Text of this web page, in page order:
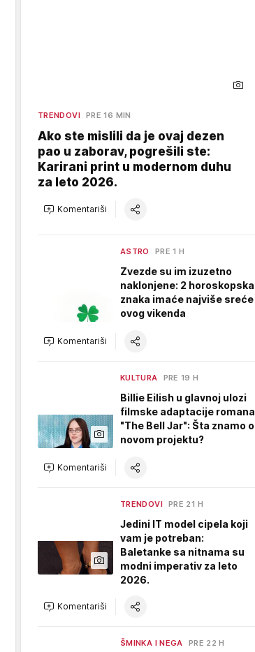
TRENDOVI PRE 16 MIN
Ako ste mislili da je ovaj dezen
pao u zaborav, pogrešili ste:
Karirani print u modernom duhu
za leto 2026.
Komentariši
ASTRO PRE 1 H
Zvezde su im izuzetno
naklonjene: 2 horoskopska
znaka imaće najviše sreće
ovog vikenda
Komentariši
KULTURA PRE 19 H
Billie Eilish u glavnoj ulozi
filmske adaptacije romana
"The Bell Jar": Šta znamo o
novom projektu?
Komentariši
TRENDOVI PRE 21 H
Jedini IT model cipela koji
vam je potreban:
Baletanke sa nitnama su
modni imperativ za leto
2026.
Komentariši
ŠMINKA I NEGA PRE 22 H